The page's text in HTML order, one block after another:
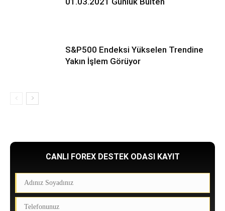
S&P500 Endeksi Yükselen Trendine
Yakın İşlem Görüyor
CANLI FOREX DESTEK ODASI KAYIT